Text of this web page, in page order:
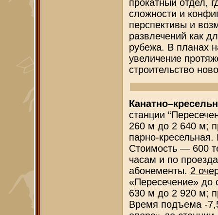
прокатный отдел,
сложности и
перспективы и
развлечений как
рубежа. В планах
увеличение
строительство
станции
260 м до 2 640 м;
парно-
Стоимость — 600
часам и по
абонементы. 2
«Пересечение» до
630 м до 2 920 м;
Время подъема -